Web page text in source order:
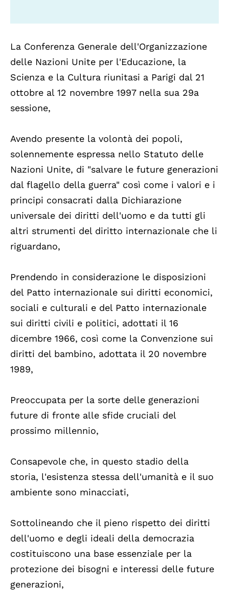
La Conferenza Generale dell'Organizzazione
delle Nazioni Unite per l'Educazione, la
Scienza e la Cultura riunitasi a Parigi dal 21
ottobre al 12 novembre 1997 nella sua 29a
sessione,
Avendo presente la volontà dei popoli,
solennemente espressa nello Statuto delle
Nazioni Unite, di "salvare le future generazioni
dal flagello della guerra" così come i valori e i
principi consacrati dalla Dichiarazione
universale dei diritti dell'uomo e da tutti gli
altri strumenti del diritto internazionale che li
riguardano,
Prendendo in considerazione le disposizioni
del Patto internazionale sui diritti economici,
sociali e culturali e del Patto internazionale
sui diritti civili e politici, adottati il 16
dicembre 1966, così come la Convenzione sui
diritti del bambino, adottata il 20 novembre
1989,
Preoccupata per la sorte delle generazioni
future di fronte alle sfide cruciali del
prossimo millennio,
Consapevole che, in questo stadio della
storia, l'esistenza stessa dell'umanità e il suo
ambiente sono minacciati,
Sottolineando che il pieno rispetto dei diritti
dell'uomo e degli ideali della democrazia
costituiscono una base essenziale per la
protezione dei bisogni e interessi delle future
generazioni,